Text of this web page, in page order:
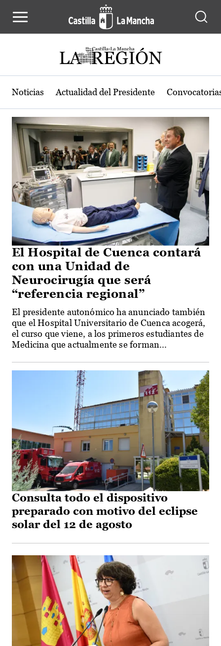
Actualidad de la región de Castilla-
Noticias Actualidad del Presidente
El Hospital de Cuenca contará
con una Unidad de
Neurocirugía que será
“referencia regional”
El presidente autonómico ha anunciado también
que el Hospital Universitario de Cuenca acogerá,
el curso que viene, a los primeros estudiantes de
Medicina que actualmente se forman...
Consulta todo el dispositivo
preparado con motivo del eclipse
solar del 12 de agosto